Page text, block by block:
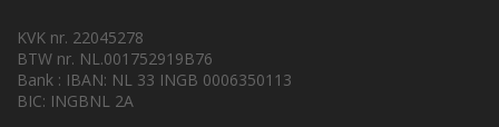
KVK nr. 22045278
BTW nr. NL.001752919B76
Bank : IBAN: NL 33 INGB 0006350113
BIC: INGBNL 2A